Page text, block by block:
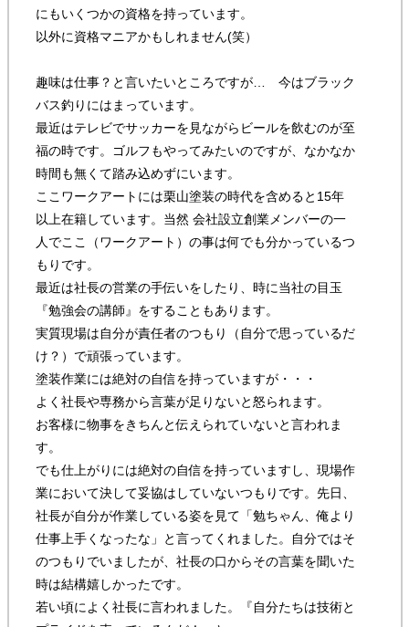
にもいくつかの資格を持っています。
以外に資格マニアかもしれません(笑）
趣味は仕事？と言いたいところですが… 今はブラック
バス釣りにはまっています。
最近はテレビでサッカーを見ながらビールを飲むのが至
福の時です。ゴルフもやってみたいのですが、なかなか
時間も無くて踏み込めずにいます。
ここワークアートには栗山塗装の時代を含めると15年
以上在籍しています。当然 会社設立創業メンバーの一
人でここ（ワークアート）の事は何でも分かっているつ
もりです。
最近は社長の営業の手伝いをしたり、時に当社の目玉
『勉強会の講師』をすることもあります。
実質現場は自分が責任者のつもり（自分で思っているだ
け？）で頑張っています。
塗装作業には絶対の自信を持っていますが・・・
よく社長や専務から言葉が足りないと怒られます。
お客様に物事をきちんと伝えられていないと言われま
す。
でも仕上がりには絶対の自信を持っていますし、現場作
業において決して妥協はしていないつもりです。先日、
社長が自分が作業している姿を見て「勉ちゃん、俺より
仕事上手くなったな」と言ってくれました。自分ではそ
のつもりでいましたが、社長の口からその言葉を聞いた
時は結構嬉しかったです。
若い頃によく社長に言われました。『自分たちは技術と